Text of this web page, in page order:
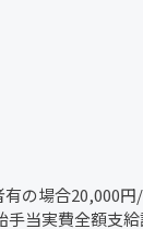
の場合20,000
当実費全額支給